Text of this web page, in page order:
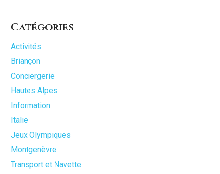
Catégories
Activités
Briançon
Conciergerie
Hautes Alpes
Information
Italie
Jeux Olympiques
Montgenèvre
Transport et Navette